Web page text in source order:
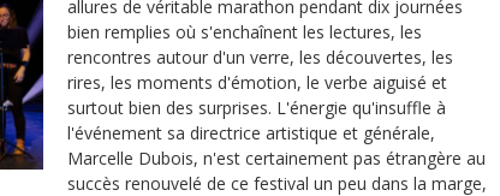
allures de véritable marathon pendant dix journées
bien remplies où s'enchaînent les lectures, les
rencontres autour d'un verre, les découvertes, les
rires, les moments d'émotion, le verbe aiguisé et
surtout bien des surprises. L'énergie qu'insuffle à
l'événement sa directrice artistique et générale,
Marcelle Dubois, n'est certainement pas étrangère au
succès renouvelé de ce festival un peu dans la marge,